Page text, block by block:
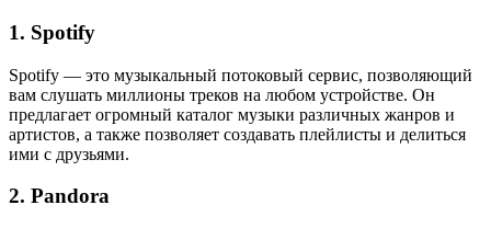
1. Spotify
Spotify — это музыкальный потоковый сервис, позволяющий
вам слушать миллионы треков на любом устройстве. Он
предлагает огромный каталог музыки различных жанров и
артистов, а также позволяет создавать плейлисты и делиться
ими с друзьями.
2. Pandora